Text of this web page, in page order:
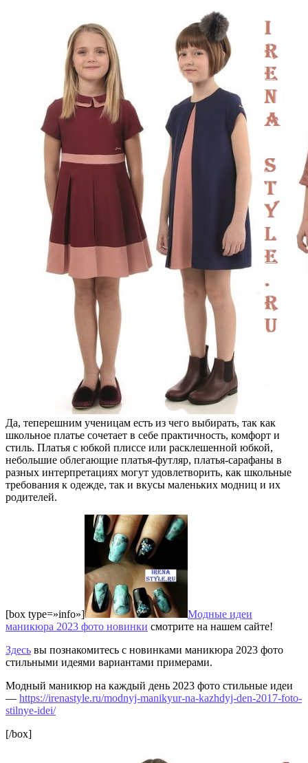
Да, теперешним ученицам есть из чего выбирать, так как
школьное платье сочетает в себе практичность, комфорт и
стиль. Платья с юбкой плиссе или расклешенной юбкой,
небольшие облегающие платья-футляр, платья-сарафаны в
разных интерпретациях могут удовлетворить, как школьные
требования к одежде, так и вкусы маленьких модниц и их
родителей.
[box type=»info»]
Модные идеи
маникюра 2023 фото новинки смотрите на нашем сайте!
Здесь вы познакомитесь с новинками маникюра 2023 фото
стильными идеями вариантами примерами.
Модный маникюр на каждый день 2023 фото стильные идеи
— https://irenastyle.ru/modnyj-manikyur-na-kazhdyj-den-2017-foto-
stilnye-idei/
[/box]